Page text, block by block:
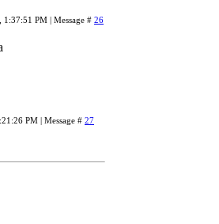
1:37:51 PM | Message # 26
PM | Message # 27